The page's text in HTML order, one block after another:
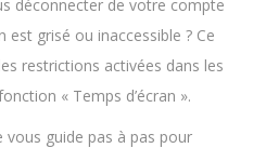
déconnecter de votre compte
grisé ou inaccessible ? Ce
restrictions activées dans les
« Temps d’écran ».
vous guide pas à pas pour